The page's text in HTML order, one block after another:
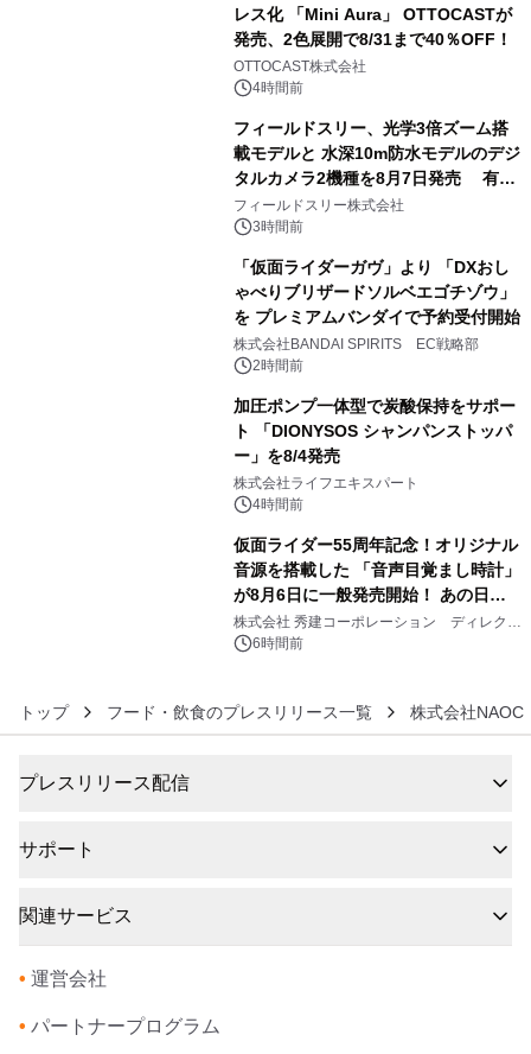
レス化 「Mini Aura」 OTTOCASTが
発売、2色展開で8/31まで40％OFF！
OTTOCAST株式会社
4時間前
フィールドスリー、光学3倍ズーム搭
載モデルと 水深10m防水モデルのデジ
タルカメラ2機種を8月7日発売 有効
約1300万画素、用途別に選べるコンデ
ジ新登場
フィールドスリー株式会社
3時間前
「仮面ライダーガヴ」より 「DXおし
ゃべりブリザードソルベエゴチゾウ」
を プレミアムバンダイで予約受付開始
株式会社BANDAI SPIRITS EC戦略部
2時間前
加圧ポンプ一体型で炭酸保持をサポー
ト 「DIONYSOS シャンパンストッパ
ー」を8/4発売
株式会社ライフエキスパート
4時間前
仮面ライダー55周年記念！オリジナル
音源を搭載した 「音声目覚まし時計」
が8月6日に一般発売開始！ あの日の
大興奮が今甦る
株式会社 秀建コーポレーション ディレクト
アートギャラリー
6時間前
トップ フード・飲食のプレスリリース一覧 株式会社NAOC
プレスリリース配信
サポート
関連サービス
• 運営会社
• パートナープログラム